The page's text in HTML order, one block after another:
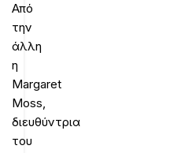
Από
την
άλλη
η
Margaret
Moss,
διευθύντρια
του